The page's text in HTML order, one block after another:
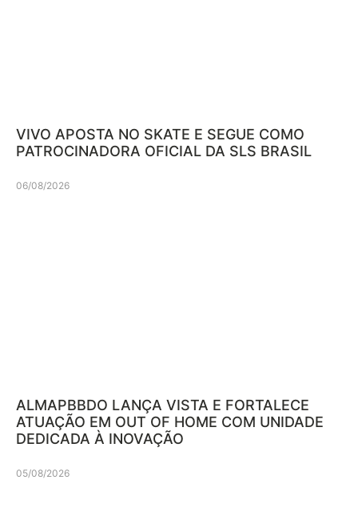
VIVO APOSTA NO SKATE E SEGUE COMO
PATROCINADORA OFICIAL DA SLS BRASIL
06/08/2026
ALMAPBBDO LANÇA VISTA E FORTALECE
ATUAÇÃO EM OUT OF HOME COM UNIDADE
DEDICADA À INOVAÇÃO
05/08/2026